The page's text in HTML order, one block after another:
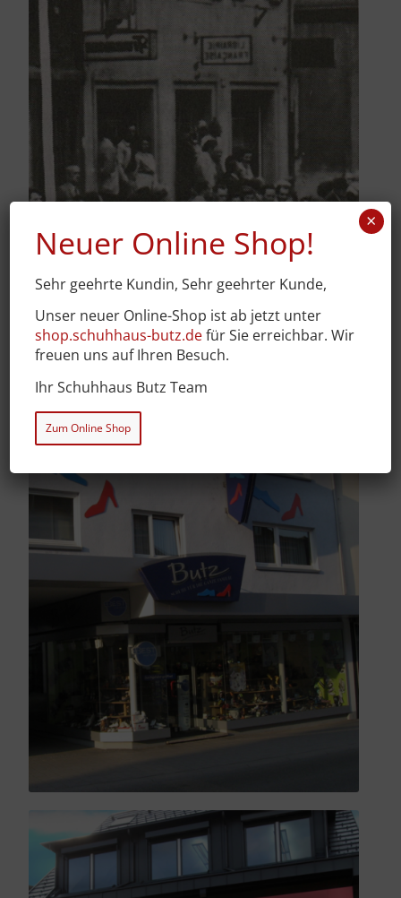
Neuer Online Shop!
Sehr geehrte Kundin, Sehr geehrter Kunde,
Unser neuer Online-Shop ist ab jetzt unter
shop.schuhhaus-butz.defür Sie erreichbar. Wir
freuen uns auf Ihren Besuch.
Ihr Schuhhaus Butz Team
Zum Online Shop
×